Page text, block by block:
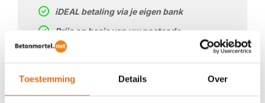
Toestemming Details Over
iDEAL betaling via je eigen bank
Prijs op basis van uw postcode
Regelmatig nieuwe prijzen